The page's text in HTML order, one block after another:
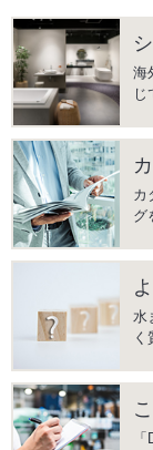
海
じ
カ
グ
水
く